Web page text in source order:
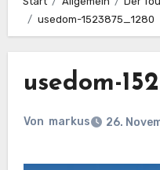
usedom-1523875_1280
usedom-
Von markus 26.